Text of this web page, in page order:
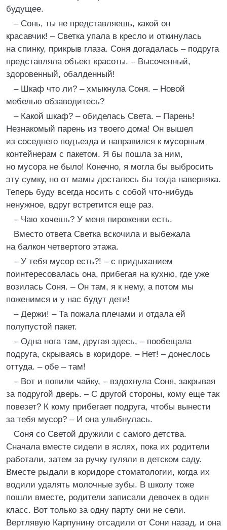
будущее.
– Сонь, ты не представляешь, какой он
красавчик! – Светка упала в кресло и откинулась
на спинку, прикрыв глаза. Соня догадалась – подруга
представляла объект красоты. – Высоченный,
здоровенный, обалденный!
– Шкаф что ли? – хмыкнула Соня. – Новой
мебелью обзаводитесь?
– Какой шкаф? – обиделась Света. – Парень!
Незнакомый парень из твоего дома! Он вышел
из соседнего подъезда и направился к мусорным
контейнерам с пакетом. Я бы пошла за ним,
но мусора не было! Конечно, я могла бы выбросить
эту сумку, но от мамы досталось бы тогда наверняка.
Теперь буду всегда носить с собой что-нибудь
ненужное, вдруг встретится еще раз.
– Чаю хочешь? У меня пироженки есть.
Вместо ответа Светка вскочила и выбежала
на балкон четвертого этажа.
– У тебя мусор есть?! – с придыханием
поинтересовалась она, прибегая на кухню, где уже
возилась Соня. – Он там, я к нему, а потом мы
поженимся и у нас будут дети!
– Держи! – Та пожала плечами и отдала ей
полупустой пакет.
– Одна нога там, другая здесь, – пообещала
подруга, скрываясь в коридоре. – Нет! – донеслось
оттуда. – обе – там!
– Вот и попили чайку, – вздохнула Соня, закрывая
за подругой дверь. – С другой стороны, кому еще так
повезет? К кому прибегает подруга, чтобы вынести
за тебя мусор? – И она улыбнулась.
Соня со Светой дружили с самого детства.
Сначала вместе сидели в яслях, пока их родители
работали, затем за ручку гуляли в детском саду.
Вместе рыдали в коридоре стоматологии, когда их
водили удалять молочные зубы. В школу тоже
пошли вместе, родители записали девочек в один
класс. Вот только за одну парту они не сели.
Вертлявую Карпунину отсадили от Сони назад, и она